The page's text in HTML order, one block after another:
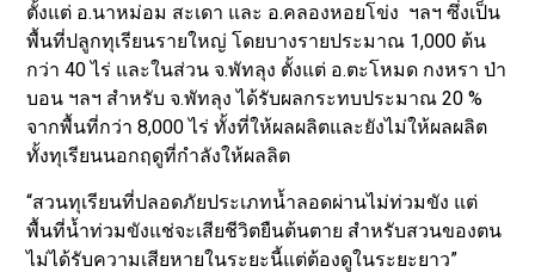
ตั้งแต่ อ.นาหม่อม สะเดา และ อ.คลองหอยโข่ง ฯลฯ ซึ่งเป็น
พื้นที่ปลูกทุเรียนรายใหญ่ โดยบางรายประมาณ 1,000 ต้น
กว่า 40 ไร่ และในส่วน จ.พัทลุง ตั้งแต่ อ.ตะโหมด กงหรา ป่า
บอน ฯลฯ สำหรับ จ.พัทลุง ได้รับผลกระทบประมาณ 20 %
จากพื้นที่กว่า 8,000 ไร่ ทั้งที่ให้ผลผลิตและยังไม่ให้ผลผลิต
ทั้งทุเรียนนอกฤดูที่กำลังให้ผลลิต
“สวนทุเรียนที่ปลอดภัยประเภทน้ำลอดผ่านไม่ท่วมขัง แต่
พื้นที่น้ำท่วมขังแช่จะเสียชีวิตยืนต้นตาย สำหรับสวนของตน
ไม่ได้รับความเสียหายในระยะนี้แต่ต้องดูในระยะยาว”